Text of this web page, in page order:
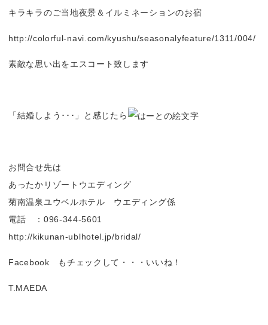
キラキラのご当地夜景＆イルミネーションのお宿
http://colorful-navi.com/kyushu/seasonalyfeature/1311/004/
素敵な思い出をエスコート致します
「結婚しよう･･･」と感じたら
お問合せ先は
あったかリゾートウエディング
菊南温泉ユウベルホテル ウエディング係
電話 ：096-344-5601
http://kikunan-ublhotel.jp/bridal/
Facebook もチェックして・・・いいね！
T.MAEDA